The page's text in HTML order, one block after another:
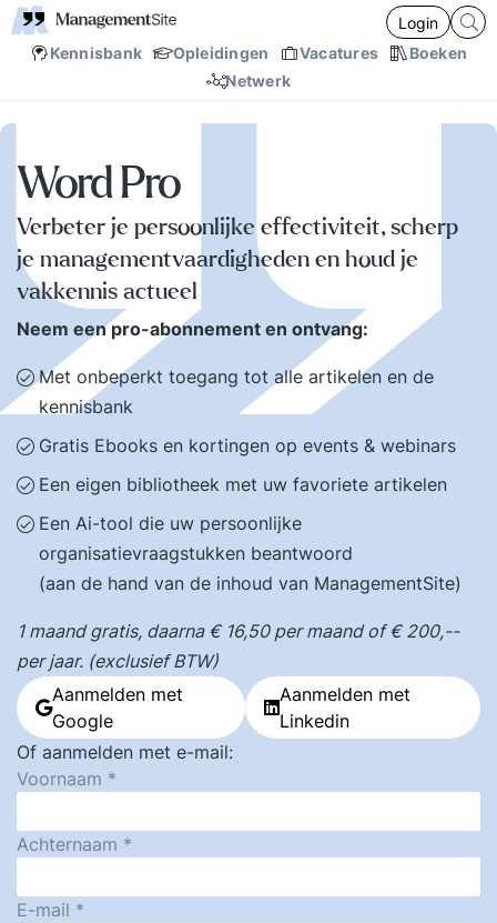
Kennisbank Opleidingen Vacatures
Boeken
Netwerk
Login
Word Pro
Verbeter je persoonlijke effectiviteit, scherp
je managementvaardigheden en houd je
vakkennis actueel
Neem een pro-abonnement en ontvang:
Met onbeperkt toegang tot alle artikelen en de
kennisbank
Gratis Ebooks en kortingen op events & webinars
Een eigen bibliotheek met uw favoriete artikelen
Een Ai-tool die uw persoonlijke
organisatievraagstukken beantwoord
(aan de hand van de inhoud van ManagementSite)
1 maand gratis, daarna € 16,50 per maand of € 200,--
per jaar. (exclusief BTW)
Aanmelden met
Google
Aanmelden met
Linkedin
Of aanmelden met e-mail:
Voornaam
Achternaam
E-mail